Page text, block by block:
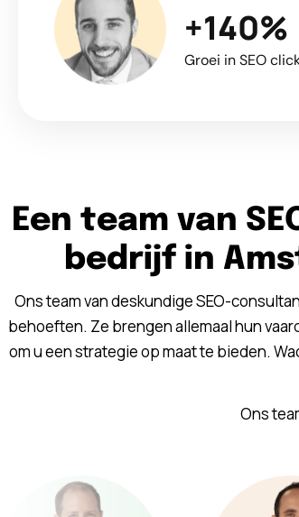
+140%
Groei in SEO
Een team van
bedrijf in
Ons team van deskundige SEO-
behoeften. Ze brengen allemaal hun
om u een strategie op maat te bieden.
Ons